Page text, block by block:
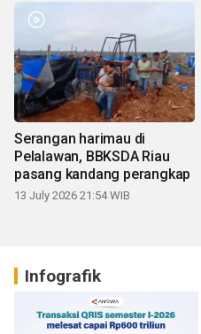
Serangan harimau di
Pelalawan, BBKSDA Riau
pasang kandang perangkap
13 July 2026 21:54 WIB
Infografik